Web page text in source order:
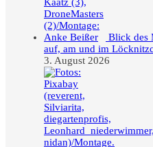
Blick des
auf, am und im
3. August 2026